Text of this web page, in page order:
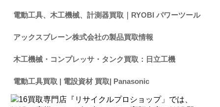
電動工具、木工機械、計測器買取｜RYOBI パワーツール
アックスブレーン株式会社の製品買取情報
木工機械・コンプレッサ・タンク買取：日立工機
電動工具買取 | 電設資材 買取| Panasonic